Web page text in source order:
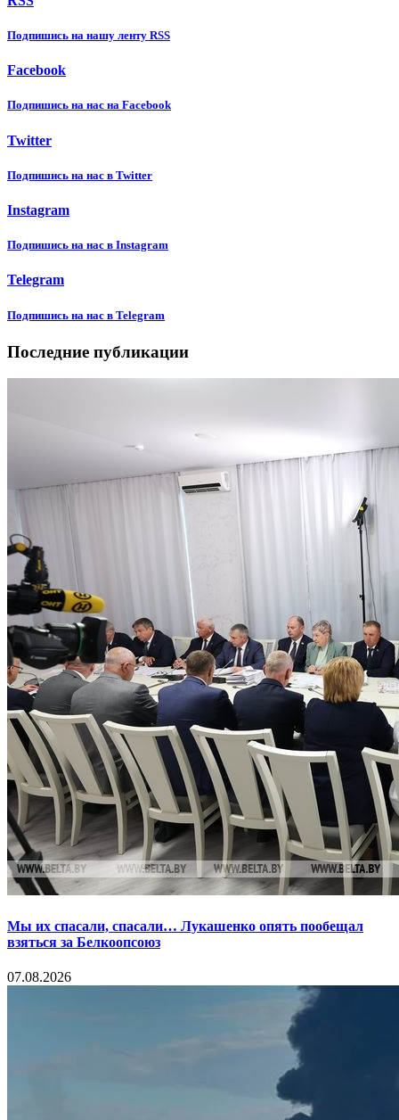
Подпишиcь на нашу ленту RSS
Facebook
Подпишиcь на нас на Facebook
Twitter
Подпишиcь на нас в Twitter
Instagram
Подпишиcь на нас в Instagram
Telegram
Подпишиcь на нас в Telegram
Последние публикации
Мы их спасали, спасали… Лукашенко опять пообещал
взяться за Белкоопсоюз
07.08.2026